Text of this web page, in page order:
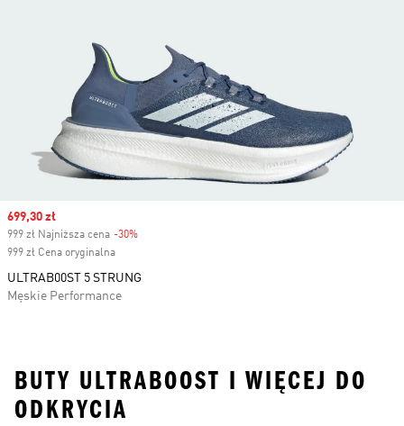
Sale price
699,30 zł
999 zł Najniższa cena -30%
999 zł Cena oryginalna
ULTRAB00ST 5 STRUNG
Męskie Performance
BUTY ULTRABOOST I WIĘCEJ DO
ODKRYCIA